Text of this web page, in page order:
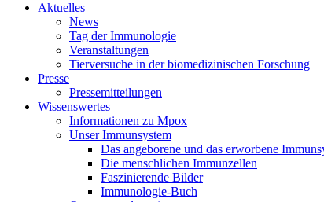
Aktuelles
News
Tag der Immunologie
Veranstaltungen
Tierversuche in der biomedizinischen Forschung
Presse
Pressemitteilungen
Wissenswertes
Informationen zu Mpox
Unser Immunsystem
Das angeborene und das erworbene
Die menschlichen Immunzellen
Faszinierende Bilder
Immunologie-Buch